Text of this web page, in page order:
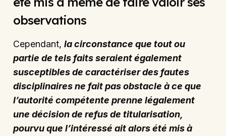
observations
Cependant,la circonstance que tout ou
partie de tels faits seraient également
susceptibles de caractériser des fautes
disciplinaires ne fait pas obstacle à ce que
l’autorité compétente prenne légalement
une décision de refus de titularisation,
pourvu que l’intéressé ait alors été mis à